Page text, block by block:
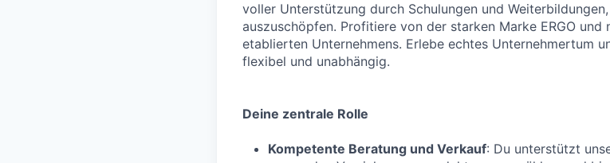
voller Unterstützung durch Schulungen und
auszuschöpfen. Profitiere von der starken Marke ERGO und
etablierten Unternehmens. Erlebe echtes Unternehmertum
flexibel und unabhängig.
Deine zentrale Rolle
Kompetente Beratung und Verkauf: Du unterstützt